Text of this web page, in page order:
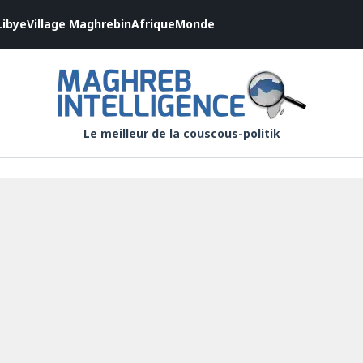
Village MaghrebinAfriqueMonde
Le meilleur de la couscous-politik